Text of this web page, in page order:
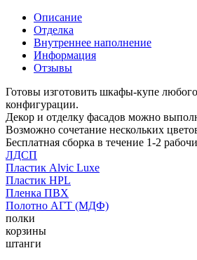
Описание
Отделка
Внутреннее наполнение
Информация
Отзывы
Готовы изготовить шкафы-купе
конфигурации.
Декор и отделку фасадов можно
Возможно сочетание нескольких
Бесплатная сборка в течение 1-2
ЛДСП
Пластик Alvic Luxe
Пластик HPL
Пленка ПВХ
Полотно АГТ (МДФ)
полки
корзины
штанги